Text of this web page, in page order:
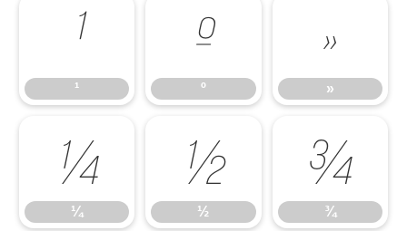
¹
¹
º
º
»
»
¼
¼
½
½
¾
¾